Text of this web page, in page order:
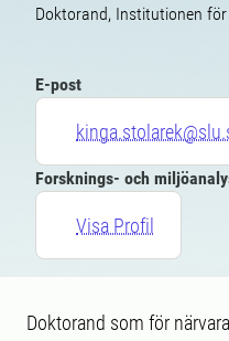
Doktorand, Institutionen
E-post
Forsknings- och
Visa Profil
Doktorand som för